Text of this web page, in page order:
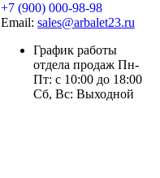
+7 (900) 000-98-98
Email: sales@arbalet23.ru
График работы
отдела продаж Пн-
Пт: с 10:00 до 18:00
Сб, Вс: Выходной